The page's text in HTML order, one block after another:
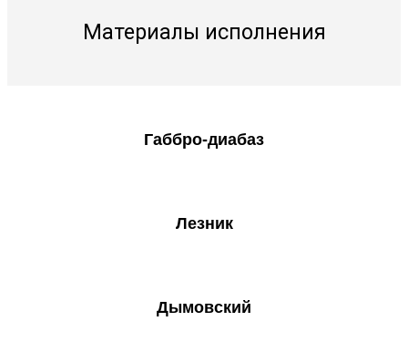
Материалы исполнения
Габбро-диабаз
Лезник
Дымовский